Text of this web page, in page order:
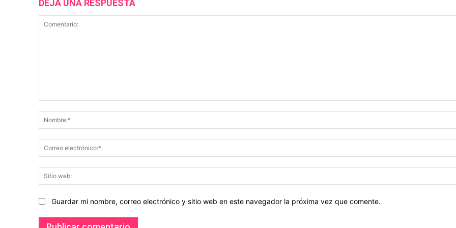
DEJA UNA RESPUESTA
Guardar mi nombre, correo electrónico y sitio web en este navegador la próxima vez que comente.